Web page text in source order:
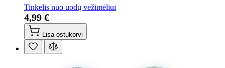
Tinkelis nuo uodų vežimėliui
4,99 €
Lisa ostukorvi